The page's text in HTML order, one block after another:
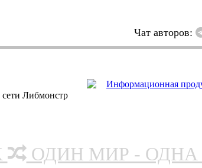
Чат авторов:
Либмонстр
ОДИН МИР - ОДНА